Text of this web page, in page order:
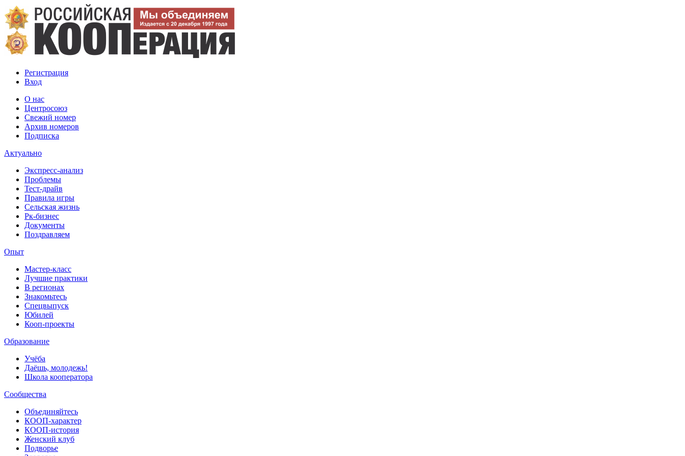
Регистрация
Вход
О нас
Центросоюз
Свежий номер
Архив номеров
Подписка
Актуально
Экспресс-анализ
Проблемы
Тест-драйв
Правила игры
Сельская жизнь
Рк-бизнес
Документы
Поздравляем
Опыт
Мастер-класс
Лучшие практики
В регионах
Знакомьтесь
Спецвыпуск
Юбилей
Кооп-проекты
Образование
Учёба
Даёшь, молодежь!
Школа кооператора
Сообщества
Объединяйтесь
КООП-характер
КООП-история
Женский клуб
Подворье